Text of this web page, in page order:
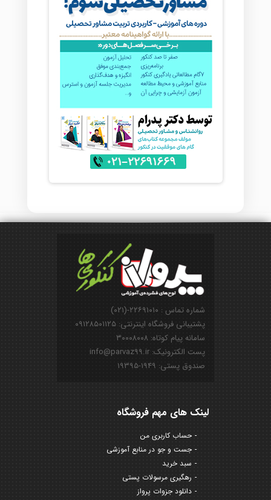
شماره تماس : ۲۲۶۹۱۰۱۰-(۰۲۱)
پشتیبانی فروشگاه اینترنتی: ۰۹۱۲۸۵۰۱۱۲۵
سامانه پیام کوتاه: ۳۰۰۰۸۰۰۸
پست الکترونیک: info@parvaz99.ir
صندوق پستی: ۱۹۴۹-۱۹۳۹۵
لینک های مهم فروشگاه
حساب کاربری من
جست و جو در منابع آموزشی
سبد خرید
رهگیری مرسولات پستی
دانلود جزوات پرواز